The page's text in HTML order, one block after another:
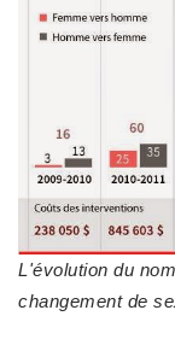
L'évolution du
changement de